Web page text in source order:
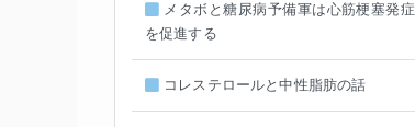
メタボと糖尿病予備軍は心筋梗塞発症
を促進する
コレステロールと中性脂肪の話